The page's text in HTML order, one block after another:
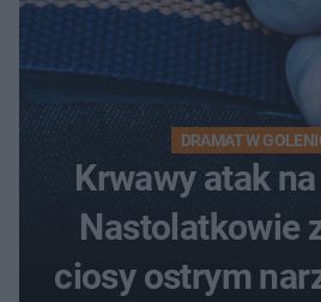
DRAMAT W
Krwawy atak
Nastolatkowie
ciosy ostrym